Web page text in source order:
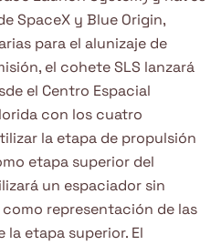
SpaceX y Blue Origin,
para el alunizaje de
el cohete SLS lanzará
el Centro Espacial
con los cuatro
la etapa de propulsión
etapa superior del
un espaciador sin
representación de las
la etapa superior. El